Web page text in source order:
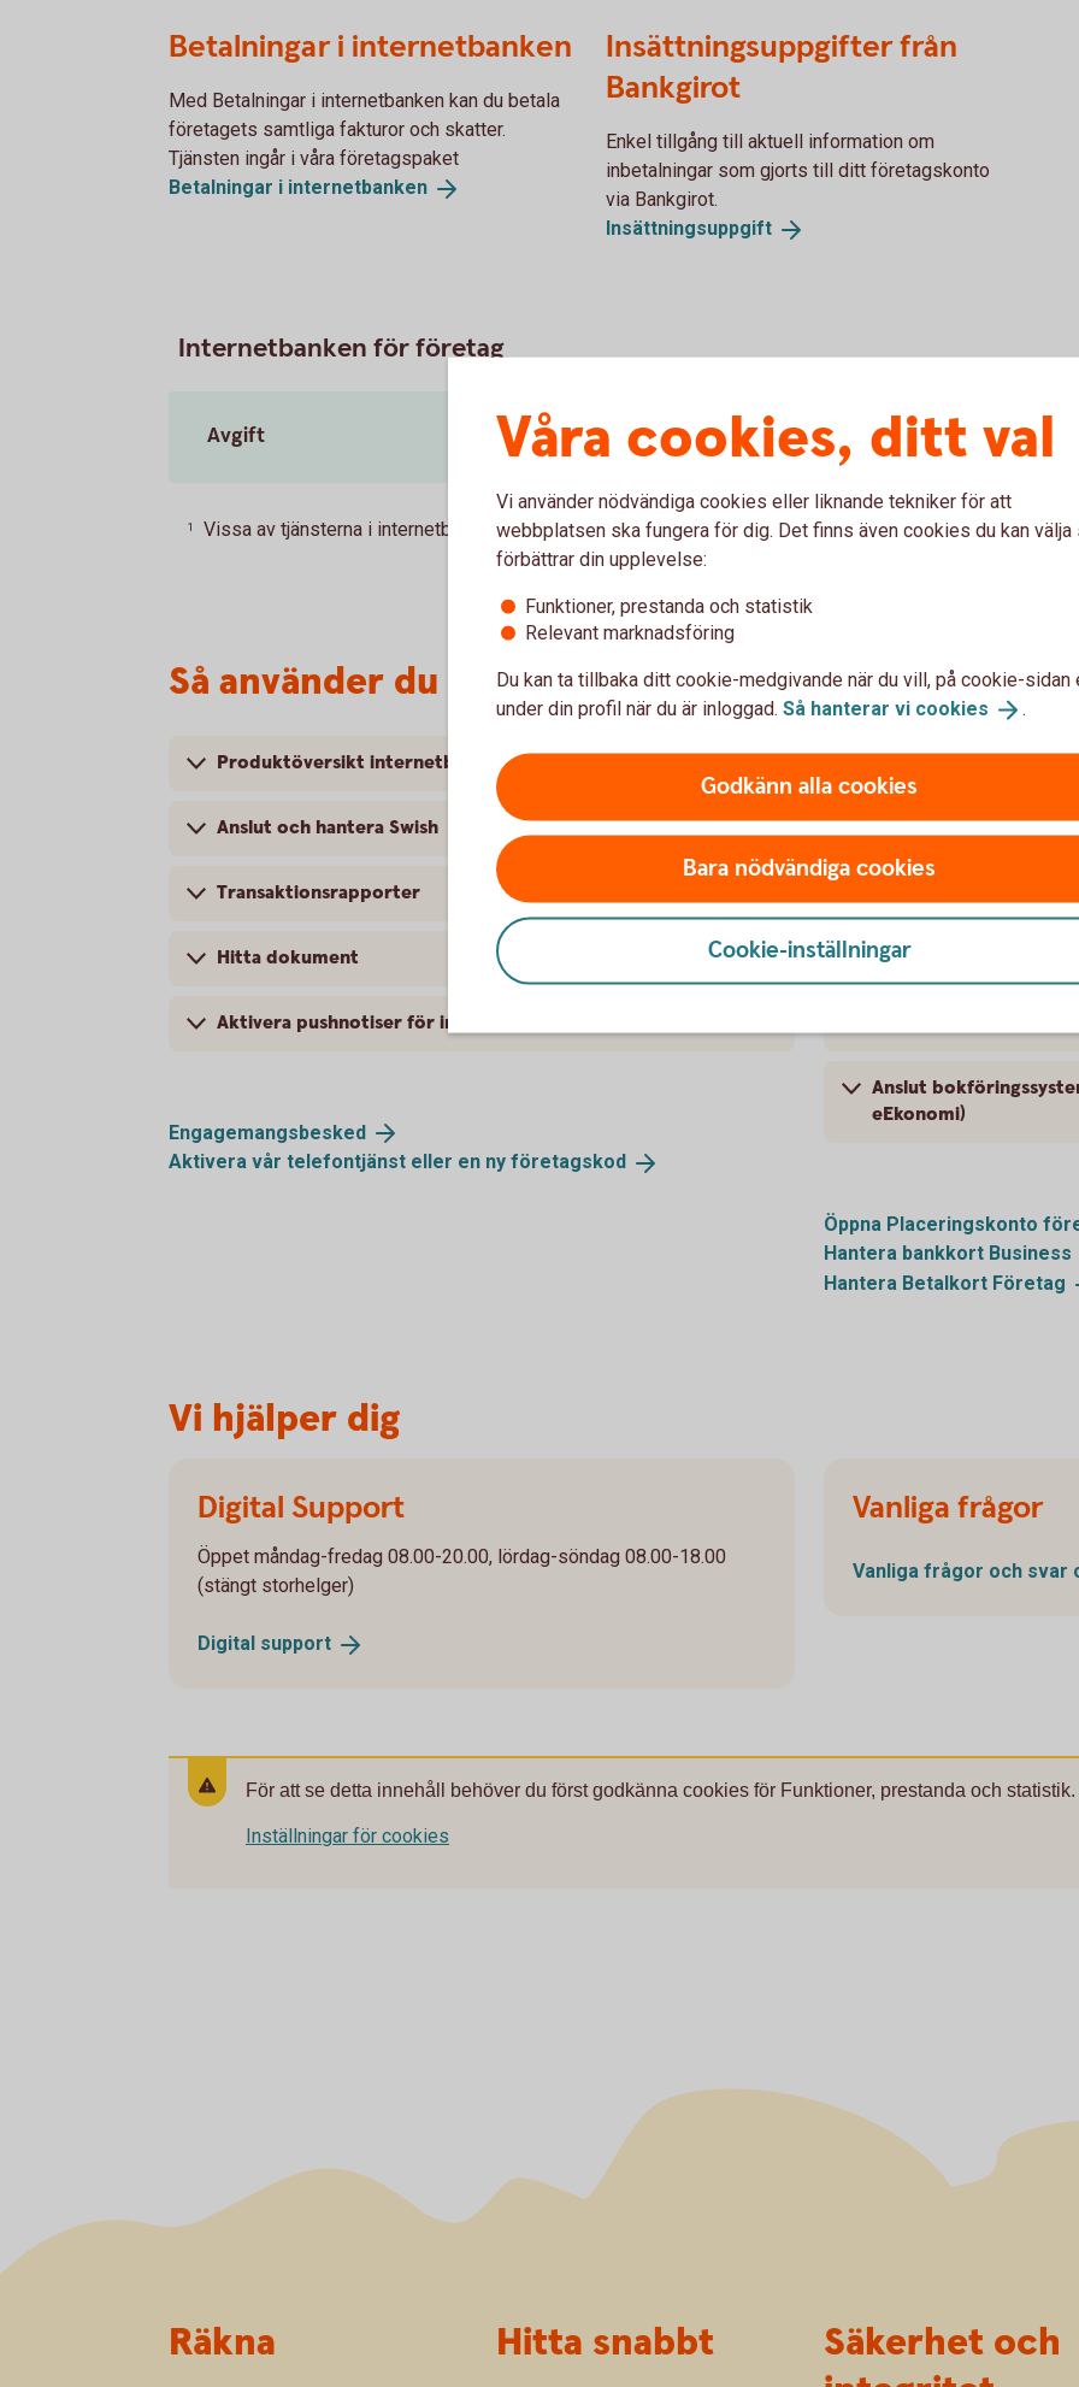
Betalningar i internetbanken
Med Betalningar i internetbanken kan du betala
företagets samtliga fakturor och skatter.
Tjänsten ingår i våra företagspaket
Betalningar i internetbanken
Insättningsuppgifter från
Bankgirot
Enkel tillgång till aktuell information om
inbetalningar som gjorts till ditt företagskonto
via Bankgirot.
Insättningsuppgift
Internetbanken för företag
Avgift
1 Vissa av tjänsterna i internetbanken är prissatta. Tjänster med årsavgift kan du välja bort. Tillbaka
Så använder du internetbanken för företag
Produktöversikt internetbanken för företag
Anslut och hantera Swish
Transaktionsrapporter
Hitta dokument
Aktivera pushnotiser för inkommen swishbetalning
Engagemangsbesked
Aktivera vår telefontjänst eller en ny företagskod
Låneöversikt och
Hitta IBAN och BIC
Återrapportering och
Anslut
eEkonomi)
Öppna Placeringskonto
Hantera bankkort Business
Hantera Betalkort Företag
Vi hjälper dig
Digital Support
Öppet måndag-fredag 08.00-20.00, lördag-söndag 08.00-18.00
(stängt storhelger)
Digital support
Vanliga frågor
Vanliga frågor och
För att se detta innehåll behöver du först godkänna cookies för Funktioner, prestanda och statistik.
Inställningar för cookies
Våra cookies, ditt val
Vi använder nödvändiga cookies eller liknande tekniker för att
webbplatsen ska fungera för dig. Det finns även cookies du kan välja
förbättrar din upplevelse:
Funktioner, prestanda och statistik
Relevant marknadsföring
Du kan ta tillbaka ditt cookie-medgivande när du vill, på cookie-sidan
under din profil när du är inloggad. Så hanterar vi cookies .
Godkänn alla cookies
Bara nödvändiga cookies
Cookie-inställningar
Räkna Hitta snabbt
Säkerhet och